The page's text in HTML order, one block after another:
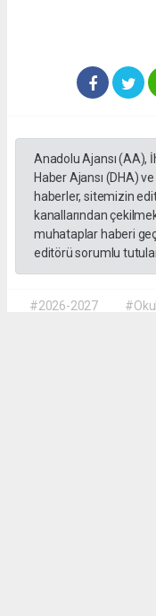
Anadolu Ajansı (AA),
Haber Ajansı (DHA)
haberler, sitemizin
kanallarından
muhataplar haberi
editörü sorumlu
#2026-2027